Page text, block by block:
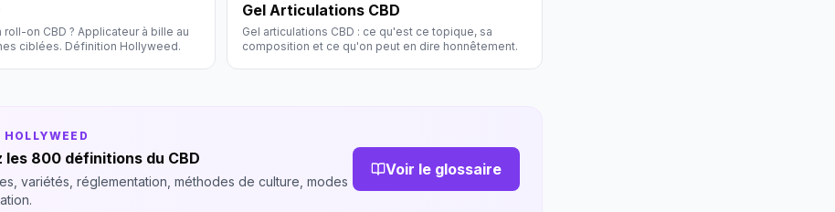
on CBD ? Applicateur à bille au
ciblées. Définition Hollyweed.
Gel Articulations CBD
Gel articulations CBD : ce qu'est ce topique, sa
composition et ce qu'on peut en dire honnêtement.
les 800 définitions du CBD
variétés, réglementation, méthodes de culture, modes
Voir le glossaire